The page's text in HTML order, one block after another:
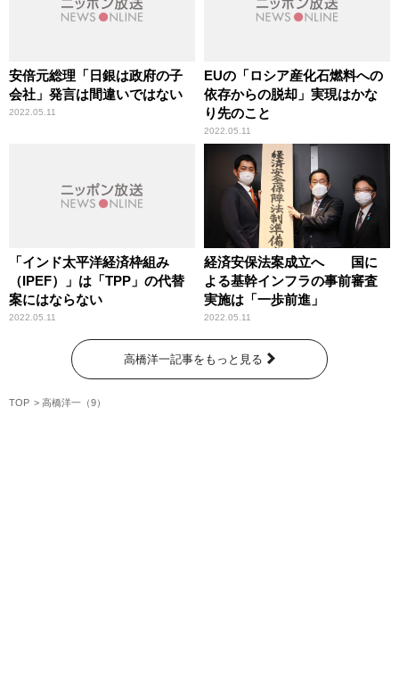
安倍元総理「日銀は政府の子
会社」発言は間違いではない
2022.05.11
EUの「ロシア産化石燃料への
依存からの脱却」実現はかな
り先のこと
2022.05.11
「インド太平洋経済枠組み
（IPEF）」は「TPP」の代替
案にはならない
2022.05.11
経済安保法案成立へ 国に
よる基幹インフラの事前審査
実施は「一歩前進」
2022.05.11
高橋洋一記事をもっと見る
TOP 高橋洋一（9）